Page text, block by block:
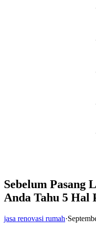
Sebelum Pasang
Anda Tahu 5 Hal
jasa renovasi rumah·